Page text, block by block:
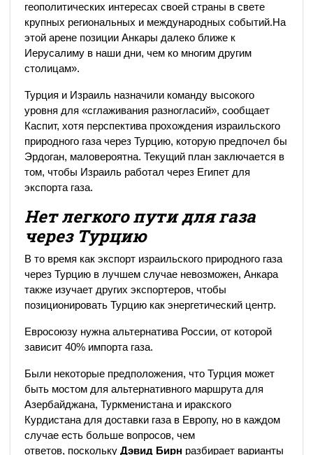
геополитических интересах своей страны в свете
крупных региональных и международных событий.На
этой арене позиции Анкары далеко ближе к
Иерусалиму в наши дни, чем ко многим другим
столицам».
Турция и Израиль назначили команду высокого
уровня для «сглаживания разногласий», сообщает
Каспит, хотя перспектива прохождения израильского
природного газа через Турцию, которую предпочел бы
Эрдоган, маловероятна. Текущий план заключается в
том, чтобы Израиль работал через Египет для
экспорта газа.
Нет легкого пути для газа
через Турцию
В то время как экспорт израильского природного газа
через Турцию в лучшем случае невозможен, Анкара
также изучает других экспортеров, чтобы
позиционировать Турцию как энергетический центр.
Евросоюзу нужна альтернатива России, от которой
зависит 40% импорта газа.
Были некоторые предположения, что Турция может
быть мостом для альтернативного маршрута для
Азербайджана, Туркменистана и иракского
Курдистана для доставки газа в Европу, но в каждом
случае есть больше вопросов, чем
ответов, поскольку Дэвид Бирн разбирает варианты